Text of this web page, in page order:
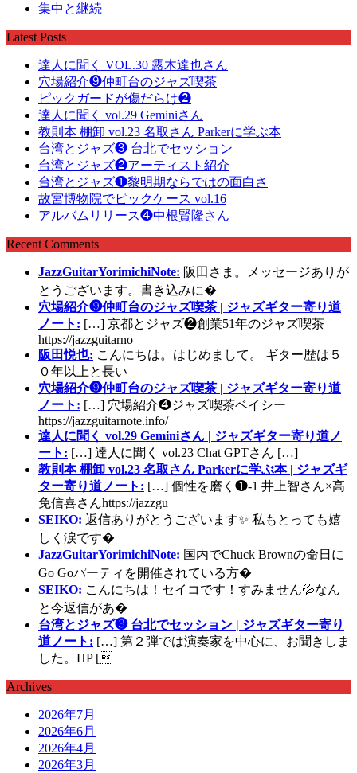
集中と継続
Latest Posts
達人に聞く VOL.30 露木達也さん
穴場紹介❾仲町台のジャズ喫茶
ピックガードが傷だらけ❷
達人に聞く vol.29 Geminiさん
教則本 棚卸 vol.23 名取さん Parkerに学ぶ本
台湾とジャズ❸ 台北でセッション
台湾とジャズ❷アーティスト紹介
台湾とジャズ❶黎明期ならではの面白さ
故宮博物院でピックケース vol.16
アルバムリリース❹中根賢隆さん
Recent Comments
JazzGuitarYorimichiNote: 阪田さま。メッセージありが
とうございます。書き込みに�
穴場紹介❾仲町台のジャズ喫茶 | ジャズギター寄り道
ノート: […] 京都とジャズ❷創業51年のジャズ喫茶
https://jazzguitarno
阪田悦也: こんにちは。はじめまして。 ギター歴は５
０年以上と長い
穴場紹介❾仲町台のジャズ喫茶 | ジャズギター寄り道
ノート: […] 穴場紹介❹ジャズ喫茶ベイシー
https://jazzguitarnote.info/
達人に聞く vol.29 Geminiさん | ジャズギター寄り道ノ
ート: […] 達人に聞く vol.23 Chat GPTさん […]
教則本 棚卸 vol.23 名取さん Parkerに学ぶ本 | ジャズギ
ター寄り道ノート: […] 個性を磨く❶-1 井上智さん×高
免信喜さんhttps://jazzgu
SEIKO: 返信ありがとうございます✨ 私もとっても嬉
しく涙です�
JazzGuitarYorimichiNote: 国内でChuck Brownの命日に
Go Goパーティを開催されている方�
SEIKO: こんにちは！セイコです！すみません💦なん
と今返信があ�
台湾とジャズ❸ 台北でセッション | ジャズギター寄り
道ノート: […] 第２弾では演奏家を中心に、お聞きしま
した。HP [
Archives
2026年7月
2026年6月
2026年4月
2026年3月